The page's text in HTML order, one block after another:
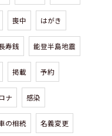
喪中 はがき
寿銭 能登半島地震
掲載 予約
ナ 感染
の相続 名義変更